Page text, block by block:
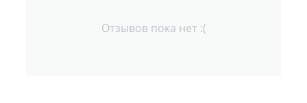
Отзывов пока нет :(